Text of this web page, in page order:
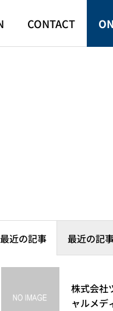
CONTACT
最近の記事 最近の記
株式会社
ャルメデ
4月11日
イル雑誌
メディア